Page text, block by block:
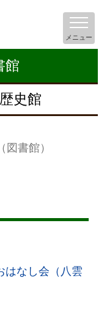
館
史館
メニュー
図書館）
はなし会（八雲